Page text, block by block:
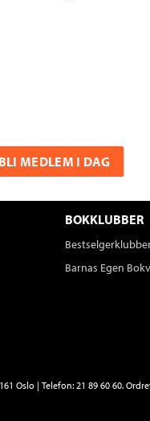
BLI MEDLEM I DAG
BOKKLUBBER
Barnas Egen
Oslo | Telefon: 21 89 60 60.